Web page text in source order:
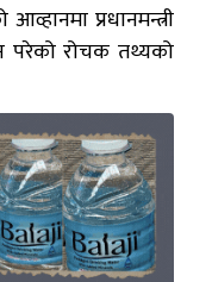
प्रधानमन्त्री
परेको रोचक तथ्यको